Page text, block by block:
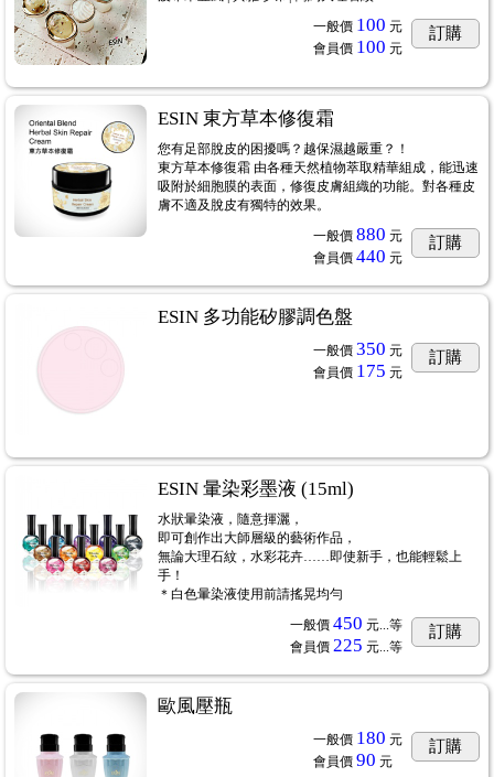
一般價 100 元
會員價 100 元
訂購
ESIN 東方草本修復霜
您有足部脫皮的困擾嗎？越保濕越嚴重？！
東方草本修復霜 由各種天然植物萃取精華組成，能迅速
吸附於細胞膜的表面，修復皮膚組織的功能。對各種皮
膚不適及脫皮有獨特的效果。
一般價 880 元
會員價 440 元
訂購
ESIN 多功能矽膠調色盤
一般價 350 元
會員價 175 元
訂購
ESIN 暈染彩墨液 (15ml)
水狀暈染液，隨意揮灑，
即可創作出大師層級的藝術作品，
無論大理石紋，水彩花卉……即使新手，也能輕鬆上
手！
＊白色暈染液使用前請搖晃均勻
一般價 450 元...等
會員價 225 元...等
訂購
歐風壓瓶
一般價 180 元
會員價 90 元
訂購